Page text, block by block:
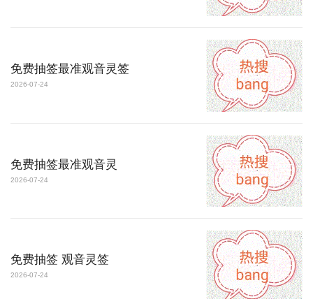
免费抽签最准观音灵签
2026-07-24
免费抽签最准观音灵
2026-07-24
免费抽签 观音灵签
2026-07-24